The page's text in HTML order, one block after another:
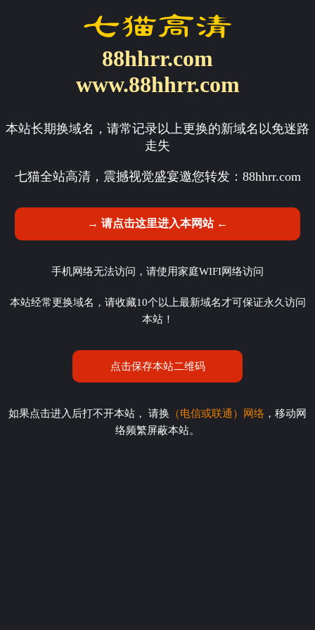
88hhrr.com
www.88hhrr.com
本站长期换域名，请常记录以上更换的新域名以免迷路
走失
七猫全站高清，震撼视觉盛宴邀您转发： 88hhrr.com
→ 请点击这里进入本网站 ←
手机网络无法访问，请使用家庭WIFI网络访问
本站经常更换域名，请收藏10个以上最新域名才可保证永久访问
本站！
点击保存本站二维码
如果点击进入后打不开本站， 请换 （电信或联通）网络 ，移动网
络频繁屏蔽本站。